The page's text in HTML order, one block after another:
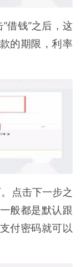
借钱”之后，这
的期限，利率
点击下一步之
般都是默认跟
付密码就可以